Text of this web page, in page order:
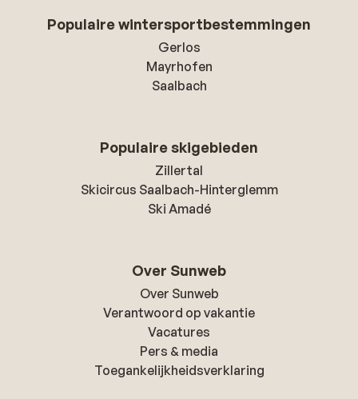
Populaire wintersportbestemmingen
Gerlos
Mayrhofen
Saalbach
Populaire skigebieden
Zillertal
Skicircus Saalbach-Hinterglemm
Ski Amadé
Over Sunweb
Over Sunweb
Verantwoord op vakantie
Vacatures
Pers & media
Toegankelijkheidsverklaring